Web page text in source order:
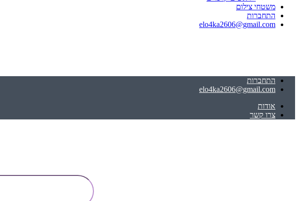
משטחי צילום
התחברות
elo4ka2606@gmail.com
התחברות
elo4ka2606@gmail.com
אודות
צרו קשר